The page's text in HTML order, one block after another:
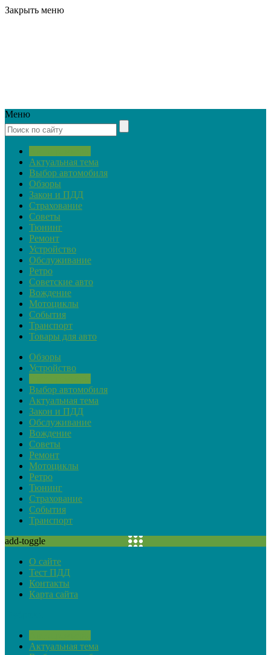
Закрыть меню
Меню
Актуальная тема
Выбор автомобиля
Обзоры
Закон и ПДД
Страхование
Советы
Тюнинг
Ремонт
Устройство
Обслуживание
Ретро
Советские авто
Вождение
Мотоциклы
События
Транспорт
Товары для авто
Обзоры
Устройство
Выбор автомобиля
Актуальная тема
Закон и ПДД
Обслуживание
Вождение
Советы
Ремонт
Мотоциклы
Ретро
Тюнинг
Страхование
События
Транспорт
add-toggle
О сайте
Тест ПДД
Контакты
Карта сайта
Актуальная тема